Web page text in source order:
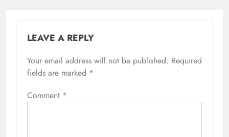
LEAVE A REPLY
Your email address will not be published. Required
fields are marked *
Comment *